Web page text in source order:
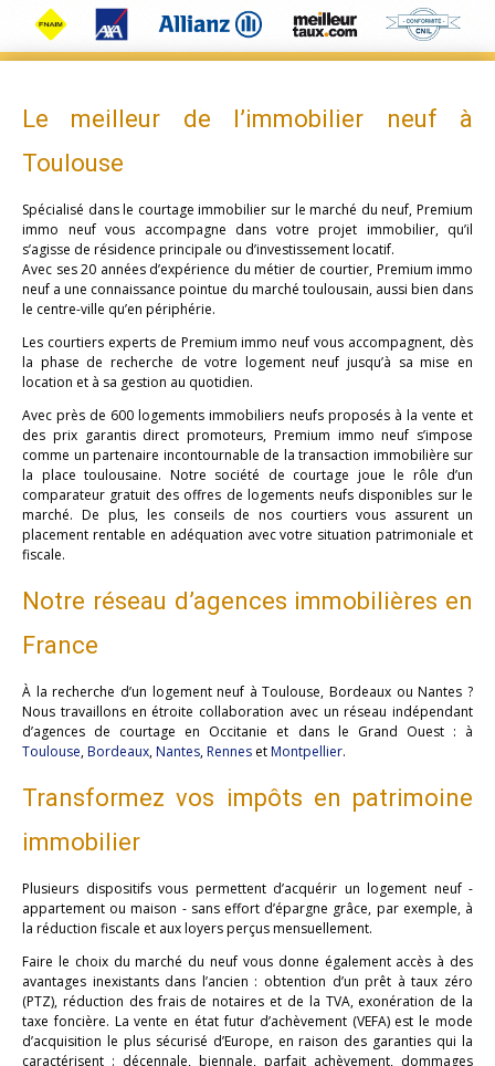
Le meilleur de l’immobilier neuf à
Toulouse
Spécialisé dans le courtage immobilier sur le marché du neuf, Premium
immo neuf vous accompagne dans votre projet immobilier, qu’il
s’agisse de résidence principale ou d’investissement locatif.
Avec ses 20 années d’expérience du métier de courtier, Premium immo
neuf a une connaissance pointue du marché toulousain, aussi bien dans
le centre-ville qu’en périphérie.
Les courtiers experts de Premium immo neuf vous accompagnent, dès
la phase de recherche de votre logement neuf jusqu’à sa mise en
location et à sa gestion au quotidien.
Avec près de 600 logements immobiliers neufs proposés à la vente et
des prix garantis direct promoteurs, Premium immo neuf s’impose
comme un partenaire incontournable de la transaction immobilière sur
la place toulousaine. Notre société de courtage joue le rôle d’un
comparateur gratuit des offres de logements neufs disponibles sur le
marché. De plus, les conseils de nos courtiers vous assurent un
placement rentable en adéquation avec votre situation patrimoniale et
fiscale.
Notre réseau d’agences immobilières en
France
À la recherche d’un logement neuf à Toulouse, Bordeaux ou Nantes ?
Nous travaillons en étroite collaboration avec un réseau indépendant
d’agences de courtage en Occitanie et dans le Grand Ouest : à
Toulouse,Bordeaux,Nantes,Rennes etMontpellier.
Transformez vos impôts en patrimoine
immobilier
Plusieurs dispositifs vous permettent d’acquérir un logement neuf -
appartement ou maison - sans effort d’épargne grâce, par exemple, à
la réduction fiscale et aux loyers perçus mensuellement.
Faire le choix du marché du neuf vous donne également accès à des
avantages inexistants dans l’ancien : obtention d’un prêt à taux zéro
(PTZ), réduction des frais de notaires et de la TVA, exonération de la
taxe foncière. La vente en état futur d’achèvement (VEFA) est le mode
d’acquisition le plus sécurisé d’Europe, en raison des garanties qui la
caractérisent : décennale, biennale, parfait achèvement, dommages